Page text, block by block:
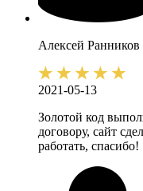
Алексей Ранников
2021-05-13
Золотой код
договору, сайт
работать, спасибо!